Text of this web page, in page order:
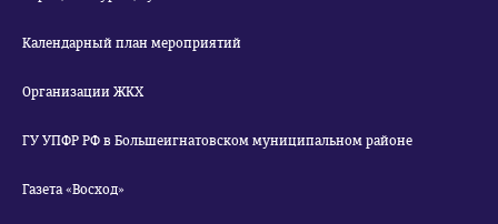
Календарный план мероприятий
Организации ЖКХ
ГУ УПФР РФ в Большеигнатовском муниципальном районе
Газета «Восход»